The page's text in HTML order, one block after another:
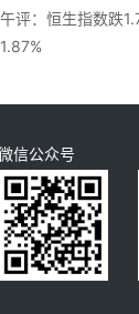
评：恒生指数跌
信公众号